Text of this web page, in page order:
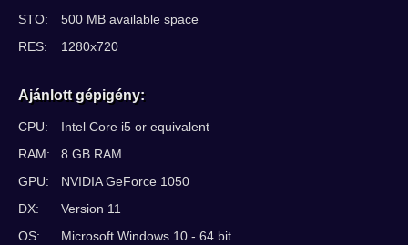
STO:
500 MB available space
RES:
1280x720
Ajánlott gépigény:
CPU:
Intel Core i5 or equivalent
RAM:
8 GB RAM
GPU:
NVIDIA GeForce 1050
DX:
Version 11
OS:
Microsoft Windows 10 - 64 bit